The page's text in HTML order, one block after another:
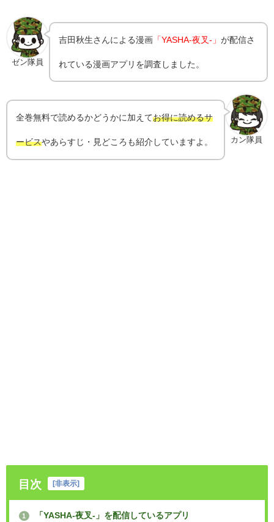
ゼン隊員
吉田秋生さんによる漫画 「YASHA-夜叉-」が配信さ
れている漫画アプリを調査しました。
カン隊員
全巻無料で読めるかどうかに加えてお得に読めるサ
ービスやあらすじ・見どころも紹介していますよ。
目次 [非表示]
1 「YASHA-夜叉-」を配信しているアプリ